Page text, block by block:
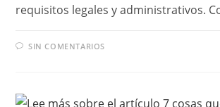
requisitos legales y administrativos.
SIN COMENTARIOS